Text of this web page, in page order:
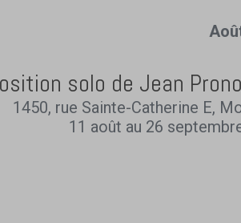
solo de Jean
1450, rue Sainte-Catherine E,
11 août au 26